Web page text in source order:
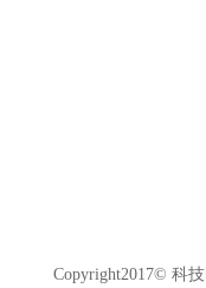
Copyright2017© 科